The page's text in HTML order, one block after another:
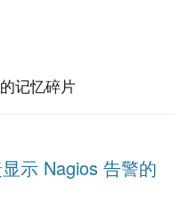
记忆碎片
示 Nagios 告警的